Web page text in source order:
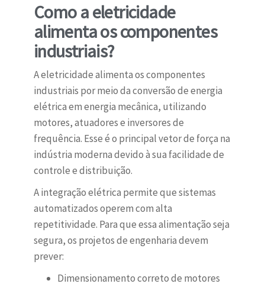
Como a eletricidade
alimenta os componentes
industriais?
A eletricidade alimenta os componentes
industriais por meio da conversão de energia
elétrica em energia mecânica, utilizando
motores, atuadores e inversores de
frequência. Esse é o principal vetor de força na
indústria moderna devido à sua facilidade de
controle e distribuição.
A integração elétrica permite que sistemas
automatizados operem com alta
repetitividade. Para que essa alimentação seja
segura, os projetos de engenharia devem
prever:
Dimensionamento correto de motores